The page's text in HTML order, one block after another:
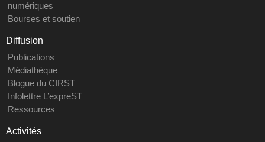
numériques
Bourses et soutien
Diffusion
Publications
Médiathèque
Blogue du CIRST
Infolettre L’expreST
Ressources
Activités